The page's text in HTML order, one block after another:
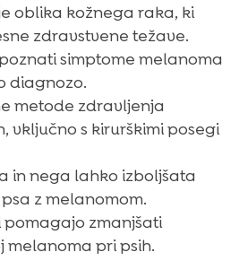
psov s sumom na
metode
o melamomu pri psih
lastnikom psov z
oblika kožnega raka, ki
zdravstvene težave.
simptome melanoma
diagnozo.
metode zdravljenja
vključno s kirurškimi posegi
in nega lahko izboljšata
psa z melanomom.
zmanjšati
melanoma pri psih.